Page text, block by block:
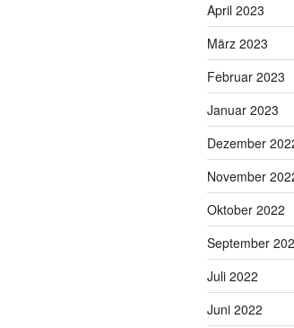
April 2023
März 2023
Februar 2023
Januar 2023
Dezember
November
Oktober 2022
September
Juli 2022
Juni 2022